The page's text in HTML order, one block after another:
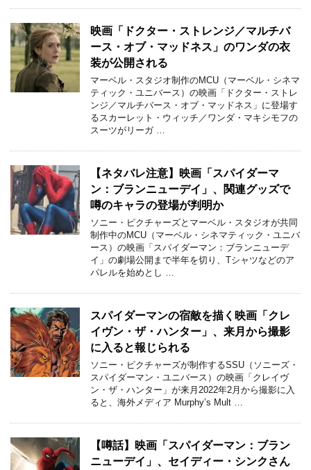
映画「ドクター・ストレンジ／マルチバ
ース・オブ・マッドネス」のワンダの衣
装が公開される
マーベル・スタジオ制作のMCU（マーベル・シネマ
ティック・ユニバース）の映画「ドクター・ストレ
ンジ／マルチバース・オブ・マッドネス」に登場す
るスカーレット・ウィッチ／ワンダ・マキシモフの
スーツがリーガ …
【ネタバレ注意】映画「スパイダーマ
ン：ブランニューデイ」、関連グッズで
噂のキャラの登場が判明か
ソニー・ピクチャーズとマーベル・スタジオが共同
制作中のMCU（マーベル・シネマティック・ユニバ
ース）の映画「スパイダーマン：ブランニューデ
イ」の劇場公開まで半年を切り、Tシャツなどのア
パレルを始めとし …
スパイダーマンの宿敵を描く映画「クレ
イヴン・ザ・ハンター」、来月から撮影
に入ると報じられる
ソニー・ピクチャーズが制作するSSU（ソニーズ・
スパイダーマン・ユニバース）の映画「クレイヴ
ン・ザ・ハンター」が来月2022年2月から撮影に入
ると、海外メディア Murphy’s Mult …
【噂話】映画「スパイダーマン：ブラン
ニューデイ」、セイディー・シンクさん